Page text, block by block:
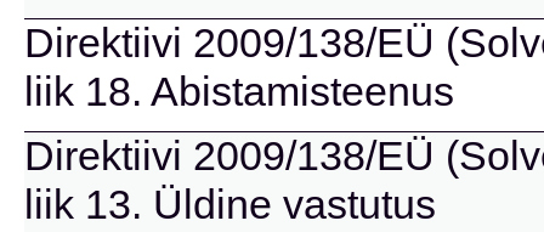
Direktiivi 2009/138/EÜ
liik 18. Abistamisteenus
Direktiivi 2009/138/EÜ
liik 13. Üldine vastutus